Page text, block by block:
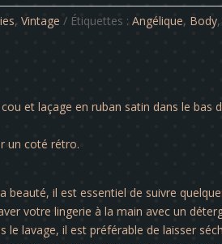
, Vintage Étiquettes : Angélique, Body,
et laçage en ruban satin dans le bas
un coté rétro.
il est essentiel de suivre
votre lingerie à la main avec un
lavage, il est préférable de laisser